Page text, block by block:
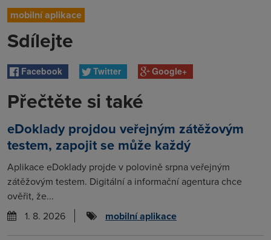
mobilní aplikace
Sdílejte
Facebook Twitter Google+
Přečtěte si také
eDoklady projdou veřejným zátěžovým
testem, zapojit se může každý
Aplikace eDoklady projde v polovině srpna veřejným
zátěžovým testem. Digitální a informační agentura chce
ověřit, že...
1. 8. 2026
mobilní aplikace